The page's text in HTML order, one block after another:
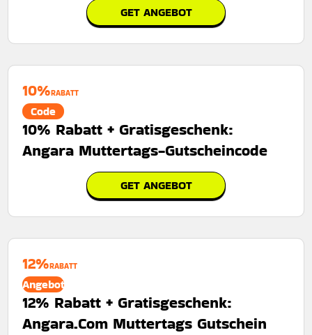
GET ANGEBOT
10%RABATT
Code
10% Rabatt + Gratisgeschenk:
Angara Muttertags-Gutscheincode
GET ANGEBOT
12%RABATT
Angebot
12% Rabatt + Gratisgeschenk:
Angara.Com Muttertags Gutschein